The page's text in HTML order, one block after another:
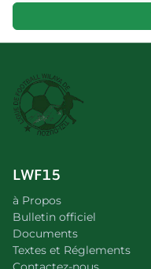
LWF15
à Propos
Bulletin officiel
Documents
Textes et Réglements